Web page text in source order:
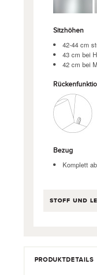
Sitzhöhen
42-44 cm
43 cm bei
42 cm bei
Bezug
Komplett
STOFF UND
PRODUKTDETAILS